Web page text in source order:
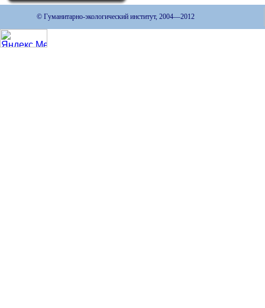
© Гуманитарно-экологический институт, 2004—2012